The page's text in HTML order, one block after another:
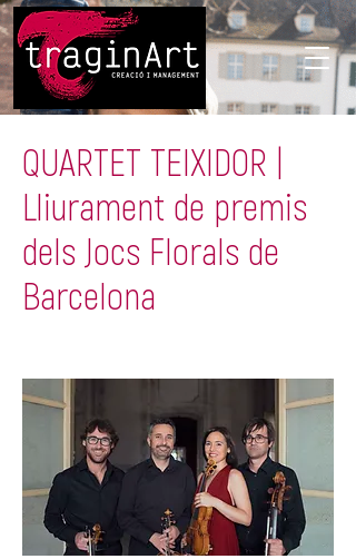
QUARTET TEIXIDOR |
Lliurament de premis
dels Jocs Florals de
Barcelona